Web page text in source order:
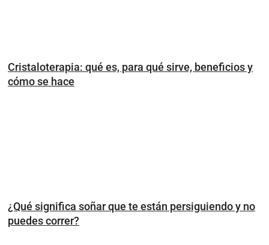
Cristaloterapia: qué es, para qué sirve, beneficios y
cómo se hace
¿Qué significa soñar que te están persiguiendo y no
puedes correr?